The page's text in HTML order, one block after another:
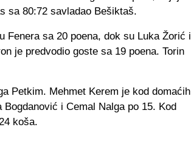
sa 80:72 savladao Bešiktaš.
Fenera sa 20 poena, dok su Luka Žorić i
je predvodio goste sa 19 poena. Torin
Petkim. Mehmet Kerem je kod domaćih
i Cemal Nalga po 15. Kod
koša.